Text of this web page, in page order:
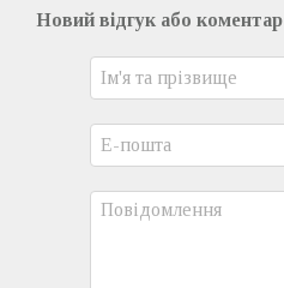
Новий відгук або коментар